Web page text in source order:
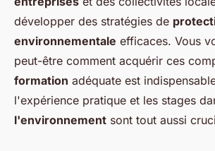
développer des stratégies de
environnementale efficaces. Vous
peut-être comment acquérir ces
formation adéquate est
l'expérience pratique et les stages
l'environnement sont tout aussi